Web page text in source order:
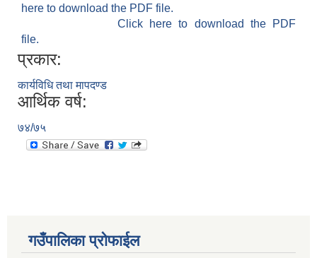
here to download the PDF file.
Click here to download the PDF
file.
प्रकार:
कार्यविधि तथा मापदण्ड
आर्थिक वर्ष:
७४/७५
गउँपालिका प्रोफाईल